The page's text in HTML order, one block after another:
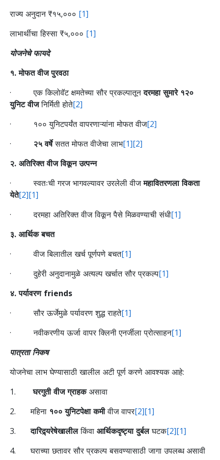
राज्य अनुदान ₹१५,००० [1]
लाभार्थीचा हिस्सा ₹५,००० [1]
योजनेचे फायदे
१. मोफत वीज पुरवठा
· एक किलोवॅट क्षमतेच्या सौर प्रकल्पातूनदरमहा सुमारे १२०
युनिट वीजनिर्मिती होते[2]
· १०० युनिटपर्यंत वापरणाऱ्यांना मोफत वीज[2]
· २५ वर्षेसतत मोफत वीजेचा लाभ[1][2]
२. अतिरिक्त वीज विकून उत्पन्न
· स्वतःची गरज भागवल्यावर उरलेली वीजमहावितरणला विकता
येते[2][1]
· दरमहा अतिरिक्त वीज विकून पैसे मिळवण्याची संधी[1]
३. आर्थिक बचत
· वीज बिलातील खर्च पूर्णपणे बचत[1]
· दुहेरी अनुदानामुळे अत्यल्प खर्चात सौर प्रकल्प[1]
४. पर्यावरण friends
· सौर ऊर्जेमुळे पर्यावरण शुद्ध राहते[1]
· नवीकरणीय ऊर्जा वापर क्लिनी एनर्जीला प्रोत्साहन[1]
पात्रता निकष
योजनेचा लाभ घेण्यासाठी खालील अटी पूर्ण करणे आवश्यक आहे:
1.घरगुती वीज ग्राहकअसावा
2. महिना १०० युनिटपेक्षा कमीवीज वापर[2][1]
3.दारिद्र्यरेषेखालीलकिंवा आर्थिकदृष्ट्या दुर्बलघटक[2][1]
4. घराच्या छतावर सौर प्रकल्प बसवण्यासाठी जागा उपलब्ध असावी